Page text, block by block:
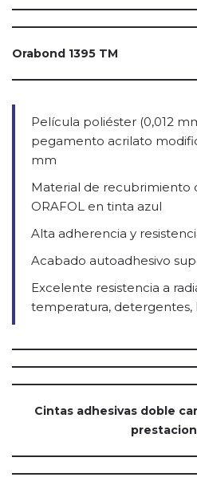
Orabond 1395 TM
Película poliéster (0,012
pegamento acrilato
mm
Material de recubrimiento
ORAFOL en tinta azul
Alta adherencia y
Acabado autoadhesivo
Excelente resistencia a
temperatura, detergentes,
Cintas adhesivas doble